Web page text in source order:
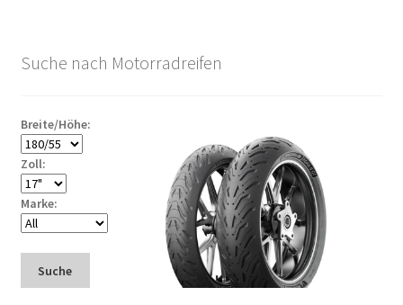
Suche nach Motorradreifen
Breite/Höhe:
Zoll:
Marke:
Suche